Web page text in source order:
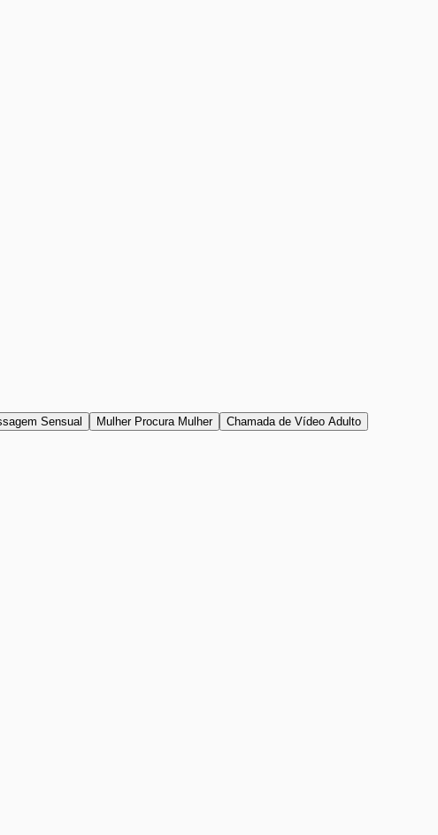
Sensual Mulher Procura Mulher Chamada de Vídeo Adulto